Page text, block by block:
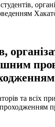
та всіх